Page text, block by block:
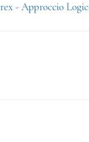
- Approccio